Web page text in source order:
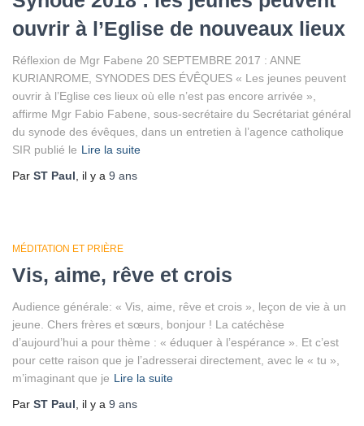
ouvrir à l’Eglise de nouveaux lieux
Réflexion de Mgr Fabene 20 SEPTEMBRE 2017 : ANNE
KURIANROME, SYNODES DES ÉVÊQUES « Les jeunes peuvent
ouvrir à l’Eglise ces lieux où elle n’est pas encore arrivée »,
affirme Mgr Fabio Fabene, sous-secrétaire du Secrétariat général
du synode des évêques, dans un entretien à l’agence catholique
SIR publié le Lire la suite
Par ST Paul , il y a 9 ans
MÉDITATION ET PRIÈRE
Vis, aime, rêve et crois
Audience générale: « Vis, aime, rêve et crois », leçon de vie à un
jeune. Chers frères et sœurs, bonjour ! La catéchèse
d’aujourd’hui a pour thème : « éduquer à l’espérance ». Et c’est
pour cette raison que je l’adresserai directement, avec le « tu »,
m’imaginant que je Lire la suite
Par ST Paul , il y a 9 ans